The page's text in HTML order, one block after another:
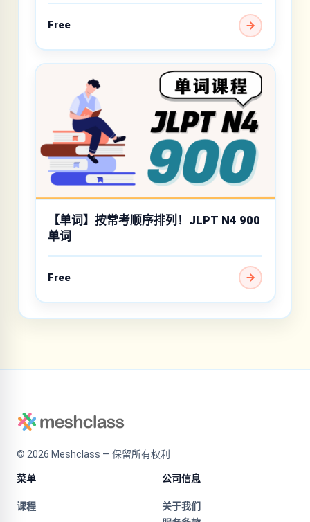
Free
【单词】按常考顺序排列！JLPT N4 900
单词
Free
© 2026 Meshclass — 保留所有权利
菜单
课程
公司信息
关于我们